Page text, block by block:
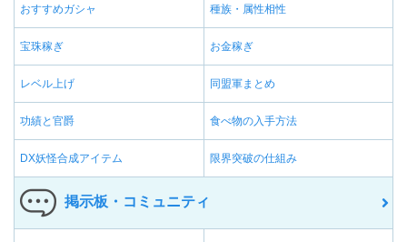
おすすめガシャ 種族・属性相性
宝珠稼ぎ お金稼ぎ
レベル上げ 同盟軍まとめ
功績と官爵 食べ物の入手方法
DX妖怪合成アイテム 限界突破の仕組み
掲示板・コミュニティ